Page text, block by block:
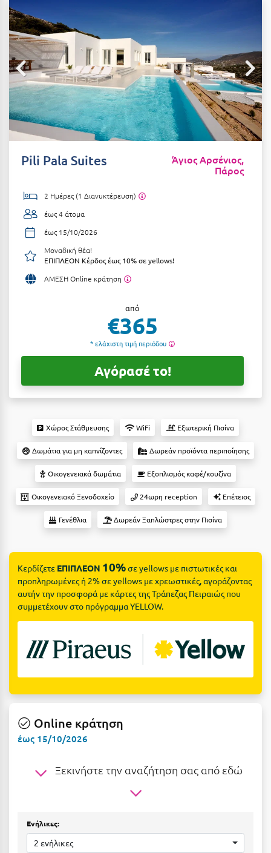
Αιδηψός
Αλεξανδρούπολη
Αλισσός Αχαΐας
Αλόννησος
Αμαλιάδα
Αμάρυνθος
Ανάβυσσος
Άνδρος
Αντίπαρος
Αράχωβα
Αργολίδα
Αρκίτσα
Αρχαία Ολυμπία
Αστυπάλαια
Αττική
Βραχάτι Κορινθίας
Βυτίνα
Γ
Γαλαξiδι
Γλυφάδα
Γρεβενά
Γύθειο
Δελφοί
Ελάτη Αρκαδίας
ΤΎΠΟΣ ΔΙΑΤΡΟΦΉΣ
Διαμονή Μόνο
Πρωινό
Ημιδιατροφή
Ημιδιατροφή + Ποτά
Πλήρης Διατροφή
Δύο Γεύματα + Ποτά
Ξενοδοχεία 2 Αστέρων
Βίλες
Κρουαζιέρες
Διαμερίσματα
Studios
Boutique Hotels
Ξενώνες
Δες όλες τις προσφορές
Δες όλα τα πακέτα διακοπών
Pili Pala Suites
Άγιος Αρσένιος,
Πάρος
2 Ημέρες (1 Διανυκτέρευση)
έως 4 άτομα
έως 15/10/2026
Μοναδική θέα!
ΕΠΙΠΛΕΟΝ Κέρδος έως 10% σε yellows!
ΑΜΕΣΗ Online κράτηση
από
€365
* ελάχιστη τιμή περιόδου
Αγόρασέ το!
Χώρος Στάθμευσης WiFi Εξωτερική Πισίνα
Δωμάτια για μη καπνίζοντες Δωρεάν προϊόντα περιποίησης
Οικογενειακά δωμάτια Εξοπλισμός καφέ/κουζίνα
Οικογενειακό Ξενοδοχείο 24ωρη reception Επέτειος
Γενέθλια Δωρεάν Ξαπλώστρες στην Πισίνα
Κερδίζετε ΕΠΙΠΛΕΟΝ 10%σε yellows με πιστωτικές και
προπληρωμένες ή 2% σε yellows με χρεωστικές, αγοράζοντας
αυτήν την προσφορά με κάρτες της Τράπεζας Πειραιώς που
συμμετέχουν στο πρόγραμμα YELLOW.
Online κράτηση
έως 15/10/2026
Ξεκινήστε την αναζήτηση σας από εδώ
Ενήλικες:
2 ενήλικες